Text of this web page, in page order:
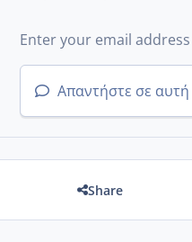
Απαντήστε σε
Share